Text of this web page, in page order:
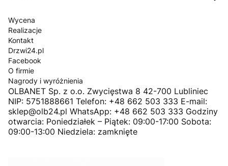
Wycena
Realizacje
Kontakt
Drzwi24.pl
Facebook
O firmie
Nagrody i wyróżnienia
OLBANET Sp. z o.o. Zwycięstwa 8 42-700 Lubliniec
NIP: 5751888661 Telefon: +48 662 503 333 E-mail:
sklep@olb24.pl WhatsApp: +48 662 503 333 Godziny
otwarcia: Poniedziałek – Piątek: 09:00-17:00 Sobota:
09:00-13:00 Niedziela: zamknięte